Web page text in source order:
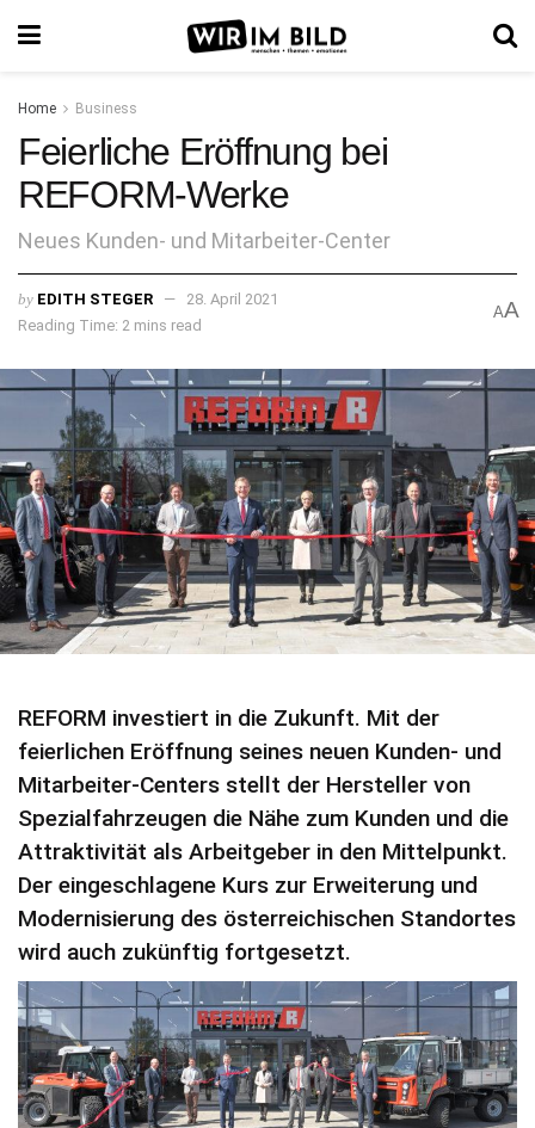
Home Business
Feierliche Eröffnung bei
REFORM-Werke
Neues Kunden- und Mitarbeiter-Center
by EDITH STEGER
28. April 2021
Reading Time: 2 mins read
AA
REFORM investiert in die Zukunft. Mit der
feierlichen Eröffnung seines neuen Kunden- und
Mitarbeiter-Centers stellt der Hersteller von
Spezialfahrzeugen die Nähe zum Kunden und die
Attraktivität als Arbeitgeber in den Mittelpunkt.
Der eingeschlagene Kurs zur Erweiterung und
Modernisierung des österreichischen Standortes
wird auch zukünftig fortgesetzt.